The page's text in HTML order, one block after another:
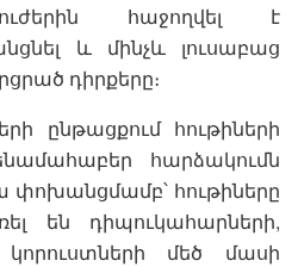
հաջողվել է
և մինչև լուսաբաց
դիրքերը։
ընթացքում հութիների
հարձակումն
փոխանցմամբ՝ հութիները
են դիպուկահարների,
մեծ մասի